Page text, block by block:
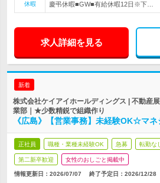
休暇
慶弔休暇■GW■有給休暇12日※下…
求人詳細を見る
新着
株式会社ケイアイホールディングス | 不動産
業部｜★少数精鋭で組織作り
《広島》【営業事務】未経験OK☆マネ
正社員 職種・業種未経験OK 急募 転勤な
第二新卒歓迎 女性のおしごと掲載中
情報更新日：2026/07/07 終了予定日： 2026/12/28